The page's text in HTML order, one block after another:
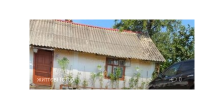
життєві історії 0